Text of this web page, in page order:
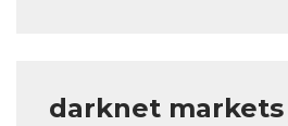
darknet markets